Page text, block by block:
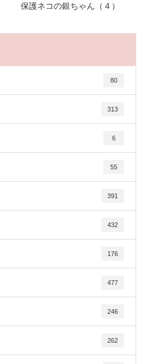
保護ネコの銀ちゃん（４）
80
313
6
55
391
432
176
477
246
262